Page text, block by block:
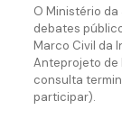
O Ministério da
debates
Marco Civil da
Anteprojeto de
consulta
participar).